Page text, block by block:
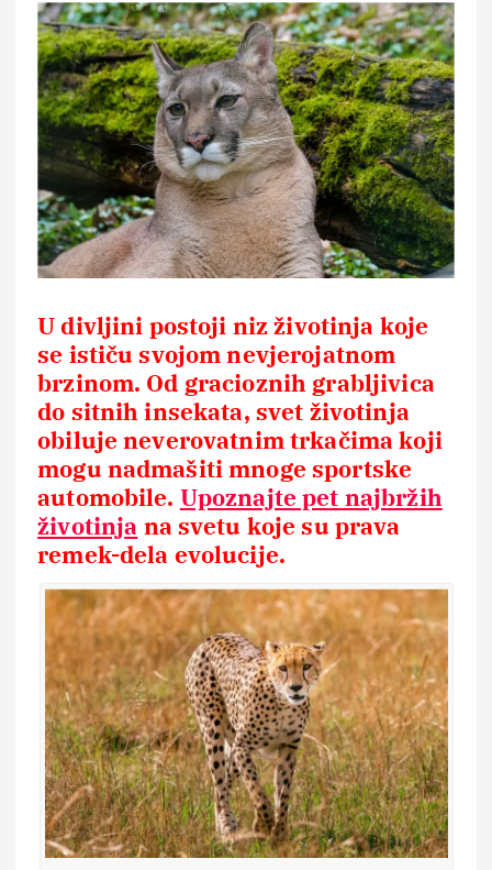
U divljini postoji niz životinja koje
se ističu svojom nevjerojatnom
brzinom. Od gracioznih grabljivica
do sitnih insekata, svet životinja
obiluje neverovatnim trkačima koji
mogu nadmašiti mnoge sportske
automobile. Upoznajte pet najbržih
životinja na svetu koje su prava
remek-dela evolucije.